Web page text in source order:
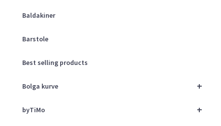
Baldakiner
Barstole
Best selling products
+
Bolga kurve
+
byTiMo